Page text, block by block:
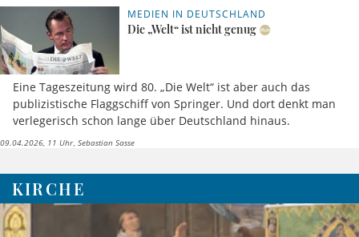
MEDIEN IN DEUTSCHLAND
Die „Welt“ ist nicht genug
Eine Tageszeitung wird 80. „Die Welt“ ist aber auch das
publizistische Flaggschiff von Springer. Und dort denkt man
verlegerisch schon lange über Deutschland hinaus.
09.04.2026, 11 Uhr Sebastian Sasse
KIRCHE